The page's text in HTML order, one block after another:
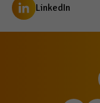
LinkedIn